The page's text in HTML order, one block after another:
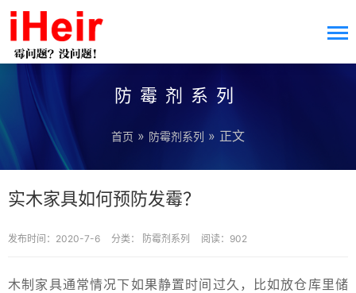
防霉剂系列
首页 » 防霉剂系列 » 正文
实木家具如何预防发霉？
发布时间：2020-7-6 分类： 防霉剂系列 阅读：902
木制家具通常情况下如果静置时间过久，比如放仓库里储